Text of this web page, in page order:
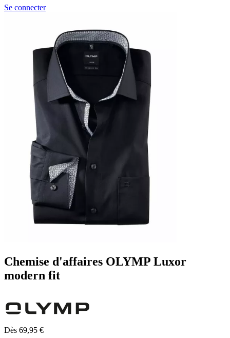
Se connecter
Chemise d'affaires OLYMP Luxor
modern fit
Dès 69,95 €